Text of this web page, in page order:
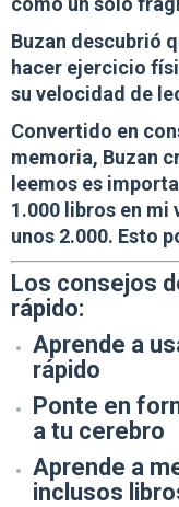
Buzan descubrió
hacer ejercicio
su velocidad de
Convertido en
memoria, Buzan
leemos es
1.000 libros en mi
unos 2.000. Esto
Los consejos
rápido:
Aprende a
rápido
Ponte en
a tu cerebro
Aprende a
inclusos